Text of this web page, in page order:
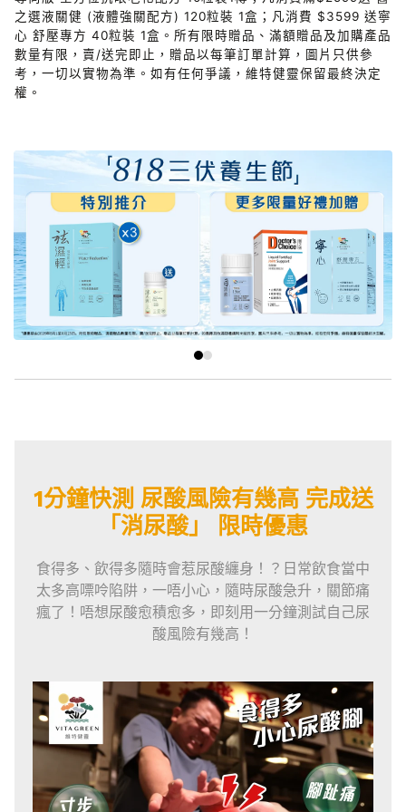
之選液關健 (液體強關配方) 120粒裝 1盒；凡消費 $3599 送寧
心 舒壓專方 40粒裝 1盒。所有限時贈品、滿額贈品及加購產品
數量有限，賣/送完即止，贈品以每筆訂單計算，圖片只供參
考，一切以實物為準。如有任何爭議，維特健靈保留最終決定
權。
1分鐘快測 尿酸風險有幾高 完成送
「消尿酸」 限時優惠
食得多、飲得多隨時會惹尿酸纏身！？日常飲食當中
太多高嘌呤陷阱，一唔小心，隨時尿酸急升，關節痛
瘋了！唔想尿酸愈積愈多，即刻用一分鐘測試自己尿
酸風險有幾高！